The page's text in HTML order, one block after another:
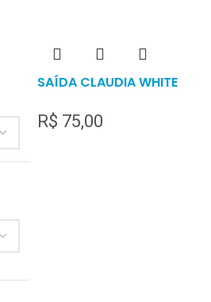
SAÍDA CLAUDIA WHITE
R$ 75,00